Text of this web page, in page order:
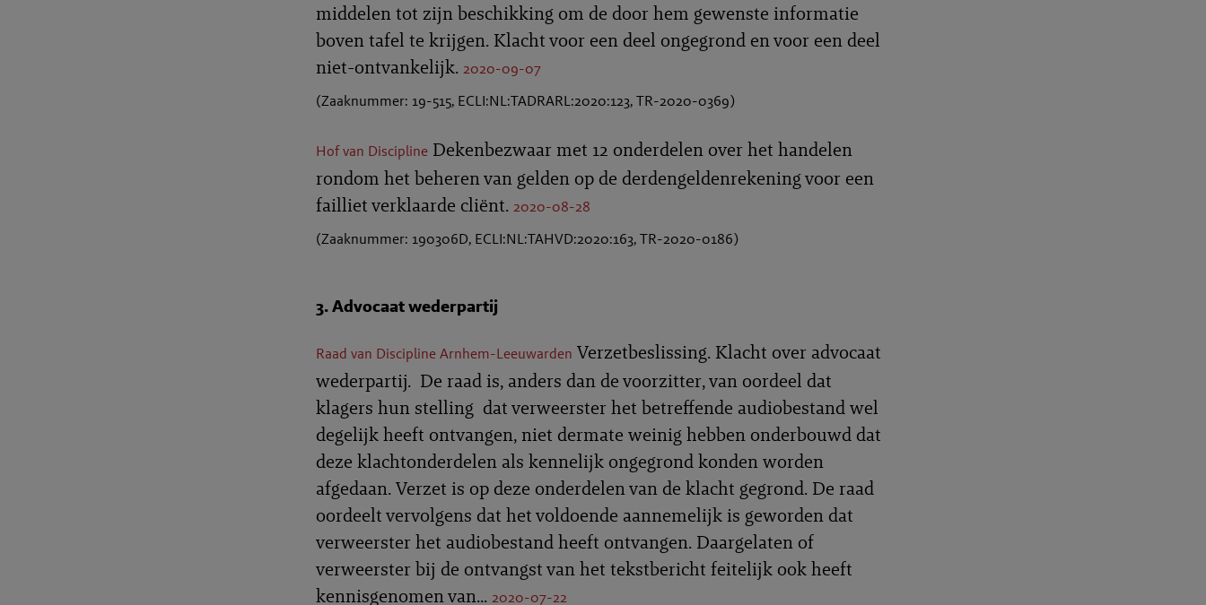
middelen tot zijn beschikking om de door hem gewenste informatie
boven tafel te krijgen. Klacht voor een deel ongegrond en voor een deel
niet-ontvankelijk. 2020-09-07
(Zaaknummer: 19-515, ECLI:NL:TADRARL:2020:123, TR-2020-0369)
Hof van Discipline Dekenbezwaar met 12 onderdelen over het handelen
rondom het beheren van gelden op de derdengeldenrekening voor een
failliet verklaarde cliënt. 2020-08-28
(Zaaknummer: 190306D, ECLI:NL:TAHVD:2020:163, TR-2020-0186)
3. Advocaat wederpartij
Raad van Discipline Arnhem-Leeuwarden Verzetbeslissing. Klacht over advocaat
wederpartij. De raad is, anders dan de voorzitter, van oordeel dat
klagers hun stelling dat verweerster het betreffende audiobestand wel
degelijk heeft ontvangen, niet dermate weinig hebben onderbouwd dat
deze klachtonderdelen als kennelijk ongegrond konden worden
afgedaan. Verzet is op deze onderdelen van de klacht gegrond. De raad
oordeelt vervolgens dat het voldoende aannemelijk is geworden dat
verweerster het audiobestand heeft ontvangen. Daargelaten of
verweerster bij de ontvangst van het tekstbericht feitelijk ook heeft
kennisgenomen van... 2020-07-22